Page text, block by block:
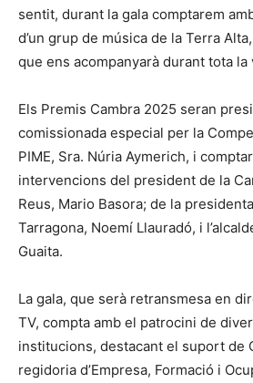
sentit, durant la gala comptarem
d’un grup de música de la Terra
que ens acompanyarà durant tota la
Els Premis Cambra 2025 seran
comissionada especial per la
PIME, Sra. Núria Aymerich, i
intervencions del president de la
Reus, Mario Basora; de la
Tarragona, Noemí Llauradó, i
Guaita.
La gala, que serà retransmesa en
TV, compta amb el patrocini de
institucions, destacant el suport de
regidoria d’Empresa, Formació i